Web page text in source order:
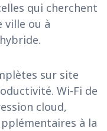
qui cherchent
ville ou à
sur site
Wi-Fi de
cloud,
à la